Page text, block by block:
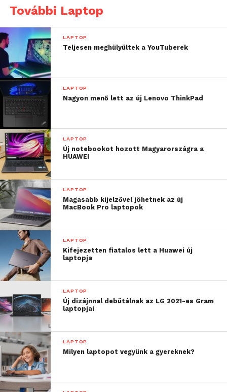
További Laptop
LAPTOP
Teljesen meghülyültek a YouTuberek
LAPTOP
Nagyon menő lett az új Lenovo ThinkPad
LAPTOP
Új notebookot hozott Magyarországra a
HUAWEI
LAPTOP
Magasabb kijelzővel jöhetnek az új
MacBook Pro laptopok
LAPTOP
Kifejezetten fiatalos lett a Huawei új
laptopja
LAPTOP
Új dizájnnal debütálnak az LG 2021-es Gram
laptopjai
LAPTOP
Milyen laptopot vegyünk a gyereknek?